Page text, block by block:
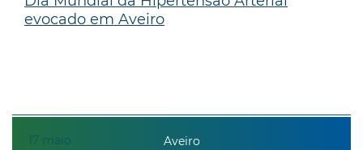
17 maio
evocado em Aveiro
Aveiro